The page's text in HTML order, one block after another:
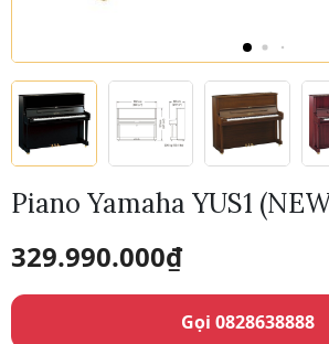
Piano Yamaha YUS1
329.990.000₫
Gọi 0828638888